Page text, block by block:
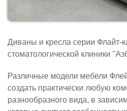
Диваны и кресла серии Флайт-
стоматологической клиники
Различные модели мебели
создать практически любую
разнообразного вида, в